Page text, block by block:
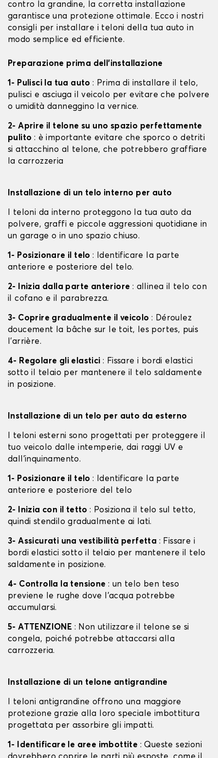
contro la grandine, la corretta installazione
garantisce una protezione ottimale. Ecco i nostri
consigli per installare i teloni della tua auto in
modo semplice ed efficiente.
Preparazione prima dell'installazione
1- Pulisci la tua auto: Prima di installare il telo,
pulisci e asciuga il veicolo per evitare che polvere
o umidità danneggino la vernice.
2- Aprire il telone su uno spazio perfettamente
pulito : è importante evitare che sporco o detriti
si attacchino al telone, che potrebbero graffiare
la carrozzeria
Installazione di un telo interno per auto
I teloni da interno proteggono la tua auto da
polvere, graffi e piccole aggressioni quotidiane in
un garage o in uno spazio chiuso.
1- Posizionare il telo: Identificare la parte
anteriore e posteriore del telo.
2- Inizia dalla parte anteriore : allinea il telo con
il cofano e il parabrezza.
3- Coprire gradualmente il veicolo : Déroulez
doucement la bâche sur le toit, les portes, puis
l'arrière.
4- Regolare gli elastici : Fissare i bordi elastici
sotto il telaio per mantenere il telo saldamente
in posizione.
Installazione di un telo per auto da esterno
I teloni esterni sono progettati per proteggere il
tuo veicolo dalle intemperie, dai raggi UV e
dall'inquinamento.
1- Posizionare il telo: Identificare la parte
anteriore e posteriore del telo
2- Inizia con il tetto: Posiziona il telo sul tetto,
quindi stendilo gradualmente ai lati.
3- Assicurati una vestibilità perfetta : Fissare i
bordi elastici sotto il telaio per mantenere il telo
saldamente in posizione.
4- Controlla la tensione : un telo ben teso
previene le rughe dove l'acqua potrebbe
accumularsi.
5- ATTENZIONE : Non utilizzare il telone se si
congela, poiché potrebbe attaccarsi alla
carrozzeria.
Installazione di un telone antigrandine
I teloni antigrandine offrono una maggiore
protezione grazie alla loro speciale imbottitura
progettata per assorbire gli impatti.
1- Identificare le aree imbottite : Queste sezioni